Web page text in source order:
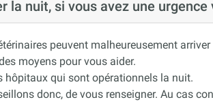
la nuit, si vous avez une urgence
peuvent malheureusement
moyens pour vous aider.
hôpitaux qui sont opérationnels la nuit.
donc, de vous renseigner. Au cas